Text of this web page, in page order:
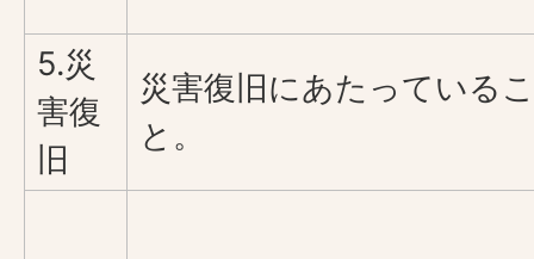
5.災
害復
旧
災害復旧にあたっているこ
と。